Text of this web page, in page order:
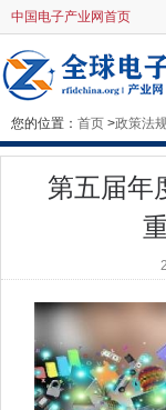
中国电子产业网首页
您的位置： 首页 >政策法
第五届年